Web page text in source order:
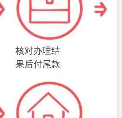
核对办理结
果后付尾款